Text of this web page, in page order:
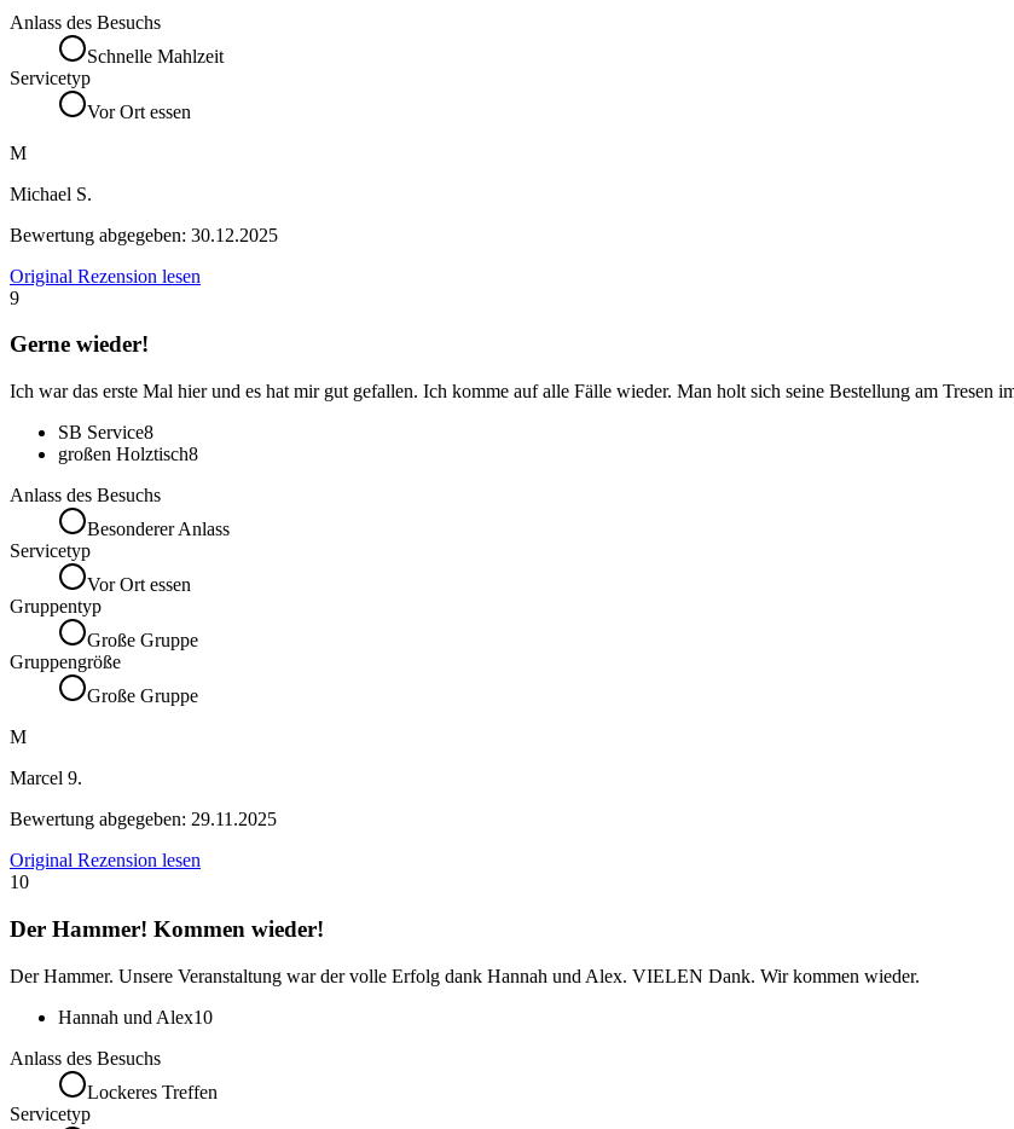
Anlass des Besuchs
Schnelle Mahlzeit
Servicetyp
Vor Ort essen
M
Michael S.
Bewertung abgegeben: 30.12.2025
Original Rezension lesen
9
Gerne wieder!
Ich war das erste Mal hier und es hat mir gut gefallen. Ich komme auf alle Fälle wieder. Man holt sich seine Bestellung am Tresen
SB Service8
großen Holztisch8
Anlass des Besuchs
Besonderer Anlass
Servicetyp
Vor Ort essen
Gruppentyp
Große Gruppe
Gruppengröße
Große Gruppe
M
Marcel 9.
Bewertung abgegeben: 29.11.2025
Original Rezension lesen
10
Der Hammer! Kommen wieder!
Der Hammer. Unsere Veranstaltung war der volle Erfolg dank Hannah und Alex. VIELEN Dank. Wir kommen wieder.
Hannah und Alex10
Anlass des Besuchs
Lockeres Treffen
Servicetyp